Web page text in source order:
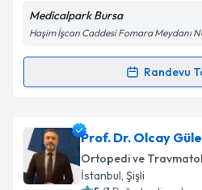
Medicalpark Bursa
Haşim İşcan Caddesi Fomara Meydanı
Randevu
Randevu Takvimi
Doç. Dr. Hanifi Üçpunar
oluşturun. Size bu uzmandan
takvim hazırlandığında e-
Prof. Dr. Olcay
Ortopedi ve
İstanbul, Şişli